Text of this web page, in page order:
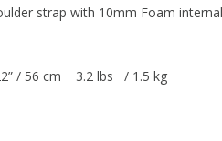
strap with 10mm Foam
/ 56 cm 3.2 lbs / 1.5 kg